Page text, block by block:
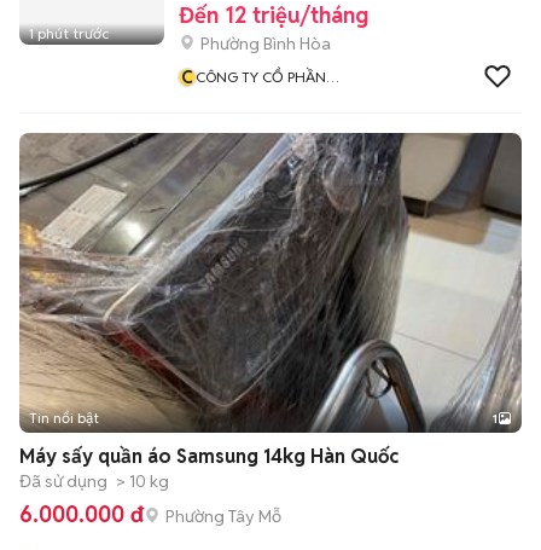
1 phút trước
Đến 12 triệu/tháng
Phường Bình Hòa
CCÔNG TY CỔ PHẦN
Tin nổi bật 1
Máy sấy quần áo Samsung 14kg Hàn Quốc
Đã sử dụng > 10 kg
6.000.000 đ Phường Tây Mỗ